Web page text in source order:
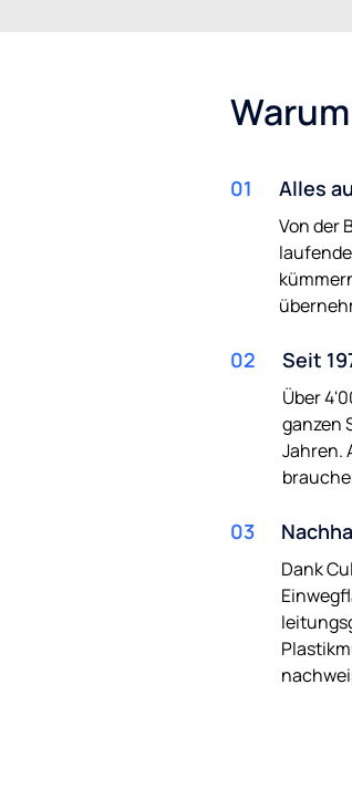
01 Alles
Von der
02 Seit
Über
ganzen
Jahren.
03
Dank